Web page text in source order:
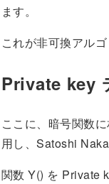
ます。
これが非可換アル
Private key
ここに、暗号関数
用し、Satoshi
関数 Y() を Private